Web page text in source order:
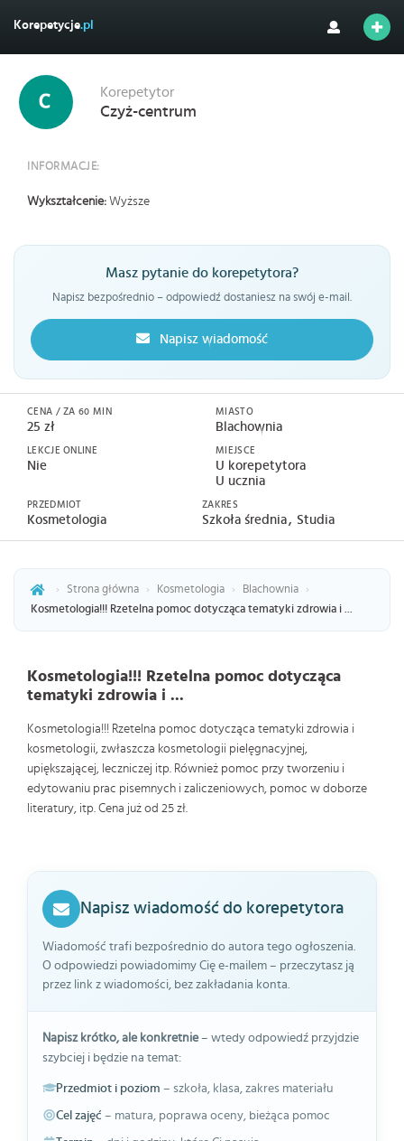
Korepetycje.pl
Korepetytor
Czyż-centrum
INFORMACJE:
Wykształcenie: Wyższe
Masz pytanie do korepetytora?
Napisz bezpośrednio – odpowiedź dostaniesz na swój e-mail.
Napisz wiadomość
CENA / ZA 60 MIN
25 zł
LEKCJE ONLINE
Nie
MIASTO
Blachownia
MIEJSCE
U korepetytora
U ucznia
PRZEDMIOT
Kosmetologia
ZAKRES
Szkoła średnia Studia
› Strona główna › Kosmetologia › Blachownia
›
Kosmetologia!!! Rzetelna pomoc dotycząca tematyki zdrowia i ...
Kosmetologia!!! Rzetelna pomoc dotycząca
tematyki zdrowia i ...
Kosmetologia!!! Rzetelna pomoc dotycząca tematyki zdrowia i
kosmetologii, zwłaszcza kosmetologii pielęgnacyjnej,
upiększającej, leczniczej itp. Również pomoc przy tworzeniu i
edytowaniu prac pisemnych i zaliczeniowych, pomoc w doborze
literatury, itp. Cena już od 25 zł.
Napisz wiadomość do korepetytora
Wiadomość trafi bezpośrednio do autora tego ogłoszenia.
O odpowiedzi powiadomimy Cię e-mailem – przeczytasz ją
przez link z wiadomości, bez zakładania konta.
Napisz krótko, ale konkretnie– wtedy odpowiedź przyjdzie
szybciej i będzie na temat:
Przedmiot i poziom – szkoła, klasa, zakres materiału
Cel zajęć – matura, poprawa oceny, bieżąca pomoc